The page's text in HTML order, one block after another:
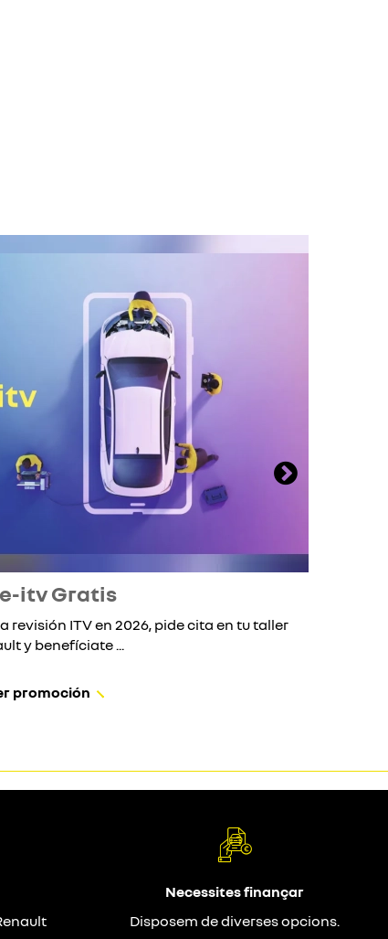
itv Gratis
revisión ITV en 2026, pide cita en tu taller
y benefíciate ...
promoción
Necessites finançar
Disposem de diverses opcions.